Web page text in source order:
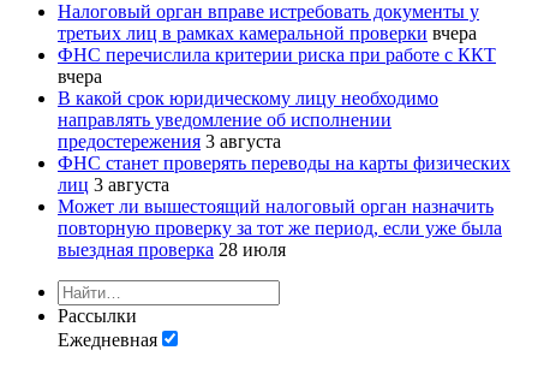
Налоговый орган вправе истребовать документы у
третьих лиц в рамках камеральной проверки вчера
ФНС перечислила критерии риска при работе с ККТ
вчера
В какой срок юридическому лицу необходимо
направлять уведомление об исполнении
предостережения 3 августа
ФНС станет проверять переводы на карты физических
лиц 3 августа
Может ли вышестоящий налоговый орган назначить
повторную проверку за тот же период, если уже была
выездная проверка 28 июля
Рассылки
Ежедневная